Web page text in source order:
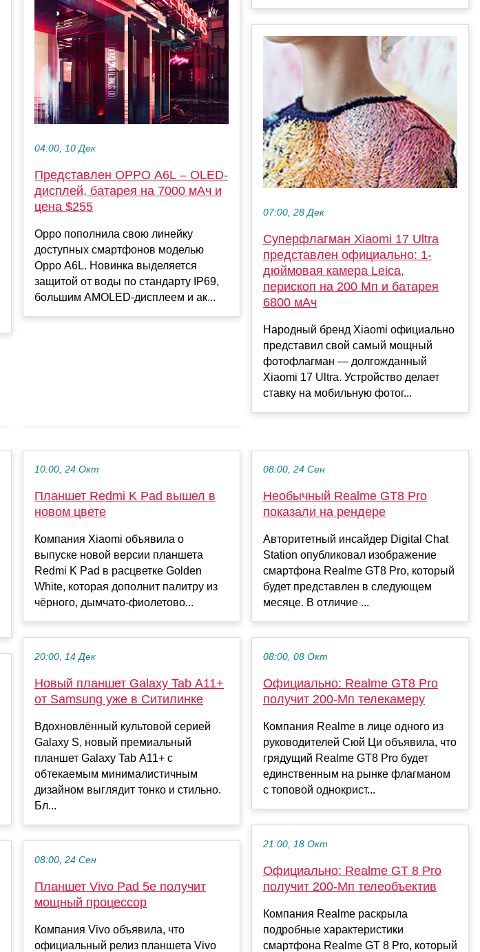
04:00, 10 Дек
Представлен OPPO A6L – OLED-
дисплей, батарея на 7000 мАч и
цена $255
Oppo пополнила свою линейку
доступных смартфонов моделью
Oppo A6L. Новинка выделяется
защитой от воды по стандарту IP69,
большим AMOLED-дисплеем и ак...
07:00, 28 Дек
Суперфлагман Xiaomi 17 Ultra
представлен официально: 1-
дюймовая камера Leica,
перископ на 200 Мп и батарея
6800 мАч
Народный бренд Xiaomi официально
представил свой самый мощный
фотофлагман — долгожданный
Xiaomi 17 Ultra. Устройство делает
ставку на мобильную фотог...
10:00, 24 Окт
Планшет Redmi K Pad вышел в
новом цвете
Компания Xiaomi объявила о
выпуске новой версии планшета
Redmi K Pad в расцветке Golden
White, которая дополнит палитру из
чёрного, дымчато-фиолетово...
20:00, 14 Дек
Новый планшет Galaxy Tab A11+
от Samsung уже в Ситилинке
Вдохновлённый культовой серией
Galaxy S, новый премиальный
планшет Galaxy Tab A11+ с
обтекаемым минималистичным
дизайном выглядит тонко и стильно.
Бл...
08:00, 24 Сен
Планшет Vivo Pad 5e получит
мощный процессор
Компания Vivo объявила, что
официальный релиз планшета Vivo
08:00, 24 Сен
Необычный Realme GT8 Pro
показали на рендере
Авторитетный инсайдер Digital Chat
Station опубликовал изображение
смартфона Realme GT8 Pro, который
будет представлен в следующем
месяце. В отличие ...
08:00, 08 Окт
Официально: Realme GT8 Pro
получит 200-Мп телекамеру
Компания Realme в лице одного из
руководителей Сюй Ци объявила, что
грядущий Realme GT8 Pro будет
единственным на рынке флагманом
с топовой однокрист...
21:00, 18 Окт
Официально: Realme GT 8 Pro
получит 200-Мп телеобъектив
Компания Realme раскрыла
подробные характеристики
смартфона Realme GT 8 Pro, который